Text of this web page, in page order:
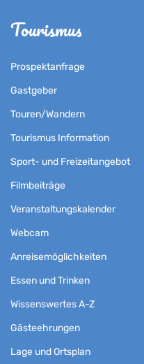
Tourismus
Prospektanfrage
Gastgeber
Touren/Wandern
Tourismus Information
Sport- und Freizeitangebot
Filmbeiträge
Veranstaltungskalender
Webcam
Anreisemöglichkeiten
Essen und Trinken
Wissenswertes A-Z
Gästeehrungen
Lage und Ortsplan